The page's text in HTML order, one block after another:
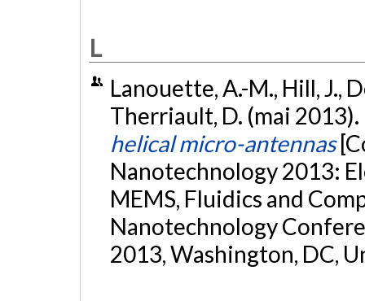
L
Lanouette, A.-M., Hill, J.,
Therriault, D. (mai 2013).
helical micro-antennas
Nanotechnology 2013:
MEMS, Fluidics and
Nanotechnology
2013, Washington, DC,